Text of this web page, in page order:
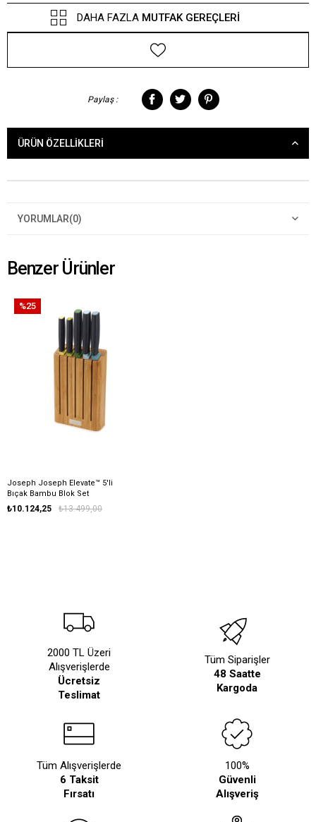
DAHA FAZLA MUTFAK GEREÇLERI
Paylaş :
ÜRÜN ÖZELLIKLERI
YORUMLAR(0)
Benzer Ürünler
Joseph Joseph Elevate™ 5'li
Bıçak Bambu Blok Set
₺10.124,25 ₺13.499,00
%25
2000 TL Üzeri
Alışverişlerde
Ücretsiz
Teslimat
Tüm Siparişler
48 Saatte
Kargoda
Tüm Alışverişlerde
6 Taksit
Fırsatı
100%
Güvenli
Alışveriş